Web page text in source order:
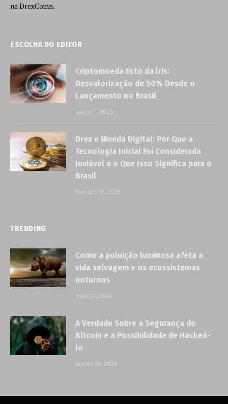
na DrexCoinn.
ESCOLHA DO EDITOR
Criptomoeda Foto da Íris:
Desvalorização de 50% Desde o
Lançamento no Brasil
março 11, 2025
Drex e Moeda Digital: Por Que a
Tecnologia Inicial Foi Considerada
Inviável e o Que Isso Significa para o
Brasil
fevereiro 12, 2026
TRENDING
Como a poluição luminosa afeta a
vida selvagem e os ecossistemas
noturnos
maio 24, 2024
A Verdade Sobre a Segurança do
Bitcoin e a Possibilidade de Hackeá-
lo
agosto 25, 2025